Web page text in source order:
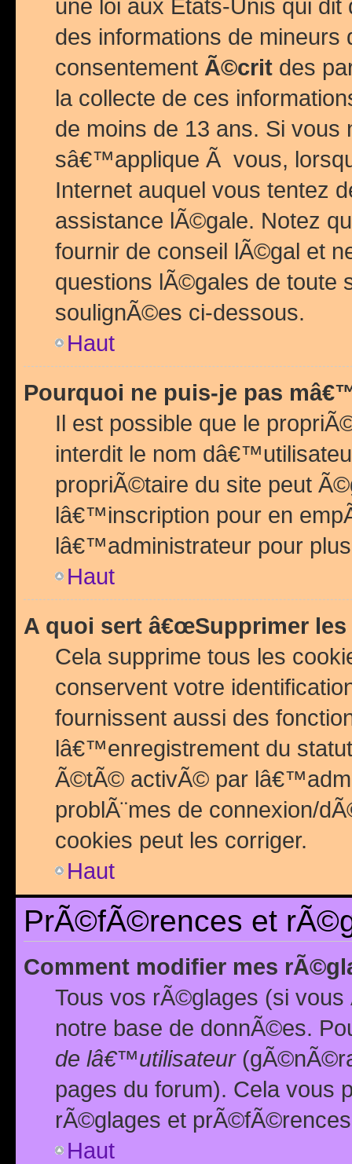
une loi aux Etats-Unis qui
des informations de mineurs
consentement Ã©crit des
la collecte de ces
de moins de 13 ans. Si
sâ€™applique Ã vous,
Internet auquel vous tentez
assistance lÃ©gale. Notez
fournir de conseil lÃ©gal et
questions lÃ©gales de
soulignÃ©es ci-dessous.
Haut
Pourquoi ne puis-je pas
Il est possible que le
interdit le nom
propriÃ©taire du site peut
lâ€™inscription pour en
lâ€™administrateur pour
Haut
A quoi sert â€œSupprimer les
Cela supprime tous les
conservent votre
fournissent aussi des
lâ€™enregistrement du
Ã©tÃ© activÃ© par
problÃ¨mes de connexion/
cookies peut les corriger.
Haut
PrÃ©fÃ©rences et
Comment modifier mes
Tous vos rÃ©glages (si
notre base de donnÃ©es.
de lâ€™utilisateur
pages du forum). Cela vous
rÃ©glages et
Haut